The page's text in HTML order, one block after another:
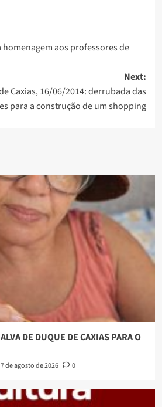
homenagem aos professores de
Next:
Caxias, 16/06/2014: derrubada das
para a construção de um shopping
DE DUQUE DE CAXIAS PARA O
7 de agosto de 2026 0